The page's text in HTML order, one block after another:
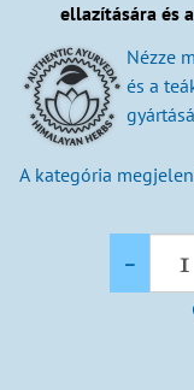
ellazítására és
Nézze
és a
A kategória
-